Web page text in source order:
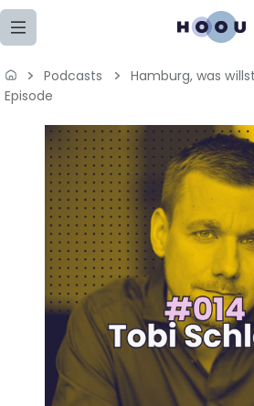
Zum Seiteninhalt
Lernangebote
Podcasts
Meine Lernangebote
News
Veranstaltungen
Über uns
Podcasts
Hamburg, was
Episode